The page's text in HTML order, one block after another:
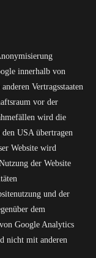
innerhalb von
Vertragsstaaten
vor der
wird die
USA übertragen
Website wird
der Website
und der
dem
Google Analytics
nicht mit anderen